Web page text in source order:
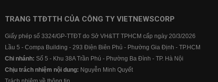
TRANG TTĐTTH CỦA CÔNG TY VIETNEWSCORP
Giấy phép số 3324/GP-TTĐT do Sở VH&TT TPHCM cấp ngày 20/3/2026
Lầu 5 - Compa Building - 293 Điện Biên Phủ - Phường Gia Định - TP.HCM
Chi nhánh: Số 5 - Khu 38A Trần Phú - Phường Ba Đình - TP. Hà Nội
Chịu trách nhiệm nội dung: Nguyễn Minh Quyết